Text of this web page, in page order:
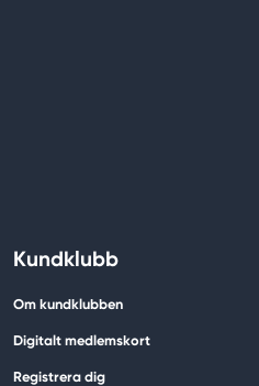
Kundklubb
Om kundklubben
Digitalt medlemskort
Registrera dig